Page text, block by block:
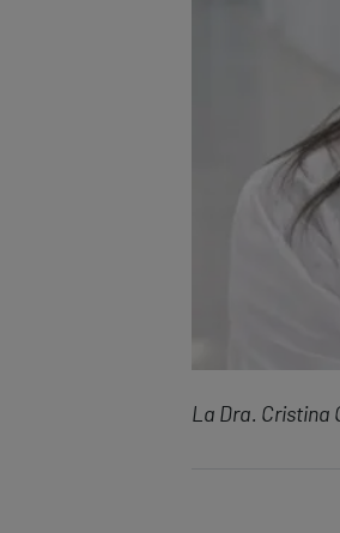
La Dra. Cristina